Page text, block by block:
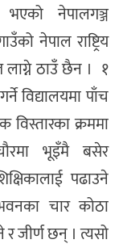
नेपालगञ्ज
नेपाल राष्ट्रिय
लाग्ने ठाउँ छैन । १
विद्यालयमा पाँच
क्रममा
भूइँमै बसेर
पढाउने
चार कोठा
जीर्ण छन् । त्यसो